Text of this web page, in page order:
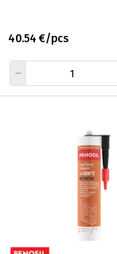
40.54 €/pcs